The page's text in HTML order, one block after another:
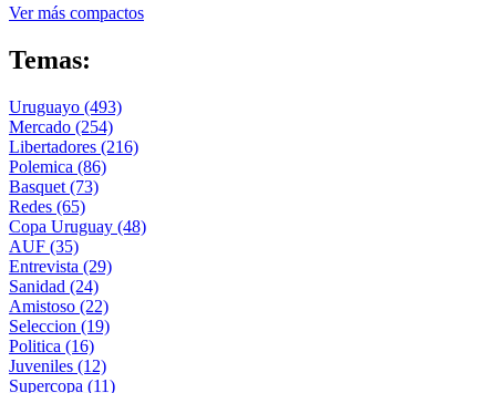
Ver más compactos
Temas:
Uruguayo (493)
Mercado (254)
Libertadores (216)
Polemica (86)
Basquet (73)
Redes (65)
Copa Uruguay (48)
AUF (35)
Entrevista (29)
Sanidad (24)
Amistoso (22)
Seleccion (19)
Politica (16)
Juveniles (12)
Supercopa (11)